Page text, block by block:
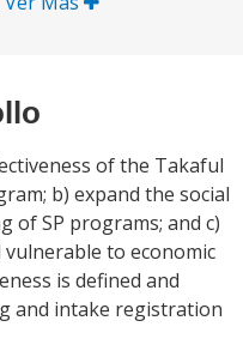
of the Takaful
b) expand the social
SP programs; and c)
to economic
is defined and
and intake registration